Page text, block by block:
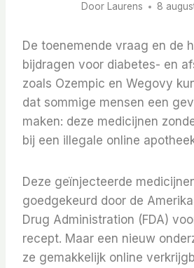
Door Laurens 8
De toenemende vraag en de
bijdragen voor diabetes- en
zoals Ozempic en Wegovy
dat sommige mensen een
maken: deze medicijnen
bij een illegale online
Deze geïnjecteerde
goedgekeurd door de
Drug Administration (FDA)
recept. Maar een nieuw
ze gemakkelijk online